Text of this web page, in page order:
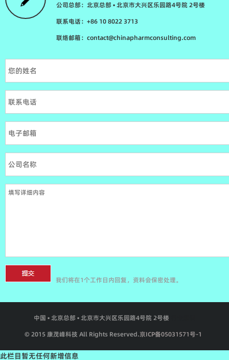
公司总部：北京总部 • 北京市大兴区乐园路4号院 2号楼
联系电话：+86 10 8022 3713
联络邮箱：contact@chinapharmconsulting.com
我们将在1个工作日内回复，资料会保密处理。
中国 • 北京总部 • 北京市大兴区乐园路4号院 2号楼
© 2015 康茂峰科技 All Rights Reserved.京ICP备05031571号-1
此栏目暂无任何新增信息